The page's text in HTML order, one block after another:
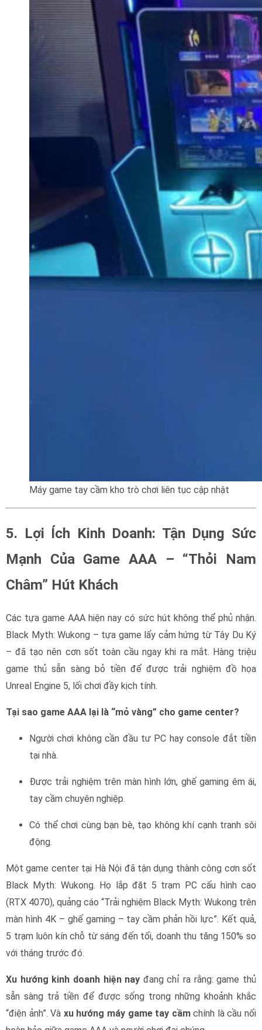
Máy game tay cầm kho trò chơi liên tục cập nhật
5. Lợi Ích Kinh Doanh: Tận Dụng Sức
Mạnh Của Game AAA – “Thỏi Nam
Châm” Hút Khách
Các tựa game AAA hiện nay có sức hút không thể phủ nhận.
Black Myth: Wukong – tựa game lấy cảm hứng từ Tây Du Ký
– đã tạo nên cơn sốt toàn cầu ngay khi ra mắt. Hàng triệu
game thủ sẵn sàng bỏ tiền để được trải nghiệm đồ họa
Unreal Engine 5, lối chơi đầy kịch tính.
Tại sao game AAA lại là “mỏ vàng” cho game center?
Người chơi không cần đầu tư PC hay console đắt tiền
tại nhà.
Được trải nghiệm trên màn hình lớn, ghế gaming êm ái,
tay cầm chuyên nghiệp.
Có thể chơi cùng bạn bè, tạo không khí cạnh tranh sôi
động.
Một game center tại Hà Nội đã tận dụng thành công cơn sốt
Black Myth: Wukong. Họ lắp đặt 5 trạm PC cấu hình cao
(RTX 4070), quảng cáo “Trải nghiệm Black Myth: Wukong trên
màn hình 4K – ghế gaming – tay cầm phản hồi lực”. Kết quả,
5 trạm luôn kín chỗ từ sáng đến tối, doanh thu tăng 150% so
với tháng trước đó.
Xu hướng kinh doanh hiện nay đang chỉ ra rằng: game thủ
sẵn sàng trả tiền để được sống trong những khoảnh khắc
“điện ảnh”. Và xu hướng máy game tay cầmchính là cầu nối